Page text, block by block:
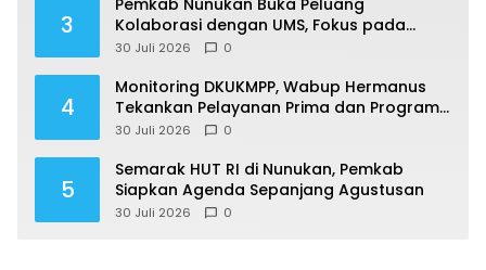
3
Pemkab Nunukan Buka Peluang
Kolaborasi dengan UMS, Fokus pada
Penguatan Kawasan Perbatasan
30 Juli 2026 0
4
Monitoring DKUKMPP, Wabup Hermanus
Tekankan Pelayanan Prima dan Program
Berdampak
30 Juli 2026 0
5
Semarak HUT RI di Nunukan, Pemkab
Siapkan Agenda Sepanjang Agustusan
30 Juli 2026 0